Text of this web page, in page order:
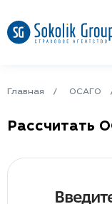
Главная ОСАГО
Рассчитать